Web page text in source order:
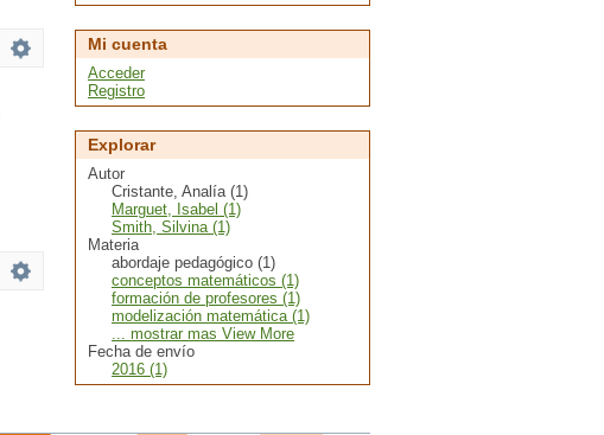
Mi cuenta
Acceder
Registro
Explorar
Autor
Cristante, Analía (1)
Marguet, Isabel (1)
Smith, Silvina (1)
Materia
abordaje pedagógico (1)
conceptos matemáticos (1)
formación de profesores (1)
modelización matemática (1)
... mostrar mas View More
Fecha de envío
2016 (1)